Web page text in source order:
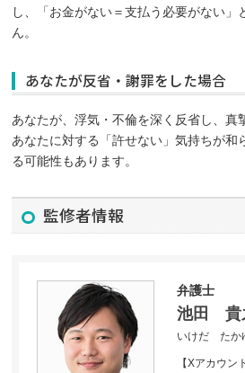
し、「お金がない＝支払う必要がない」
ん。
あなたが反省・謝罪をした場合
あなたが、浮気・不倫を深く反省し、真
あなたに対する「許せない」気持ちが和
る可能性もあります。
監修者情報
弁護士
池田 貴
いけだ たか
【Xアカウン